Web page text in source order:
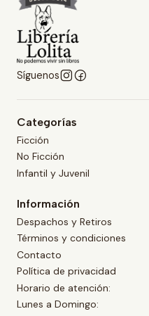
Síguenos
Categorías
Ficción
No Ficción
Infantil y Juvenil
Información
Despachos y Retiros
Términos y condiciones
Contacto
Política de privacidad
Horario de atención:
Lunes a Domingo: